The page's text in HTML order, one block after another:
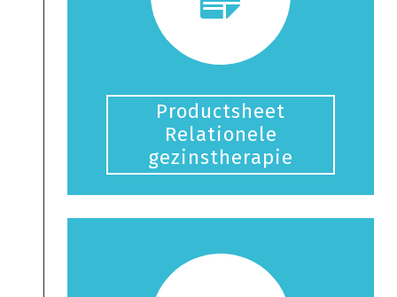
Productsheet
Relationele
gezinstherapie